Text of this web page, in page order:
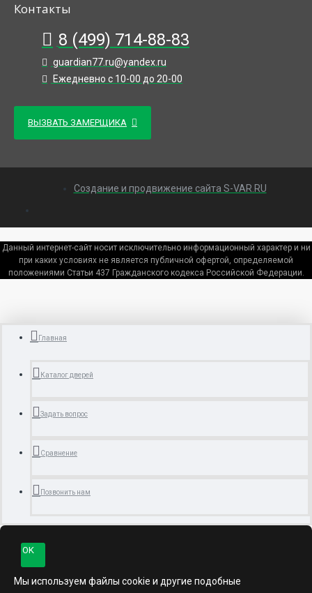
Контакты
8 (499) 714-88-83
guardian77.ru@yandex.ru
Ежедневно с 10-00 до 20-00
ВЫЗВАТЬ ЗАМЕРЩИКА
Создание и продвижение сайта S-VAR.RU
Данный интернет-сайт носит исключительно информационный характер и ни
при каких условиях не является публичной офертой, определяемой
положениями Статьи 437 Гражданского кодекса Российской Федерации.
Главная
Каталог дверей
Задать вопрос
Сравнение
Позвонить нам
OK
Мы используем файлы cookie и другие подобные